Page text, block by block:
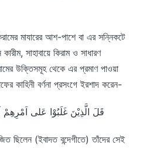
মাযারের আশ-পাশে বা এর সন্নিকটে
সাহাবায়ে কিরাম ও সাধারণ
উক্তিসমূহ থেকে এর প্রমাণ পাওয়া
কাহিনী বর্ণনা প্রসংগে ইরশাদ করেন-
قَلَ الَّذِيْنَ غَلَبُوْا عَلى
ছিলেন (ইবাদত বন্দেগীতে) তাঁদের সেই